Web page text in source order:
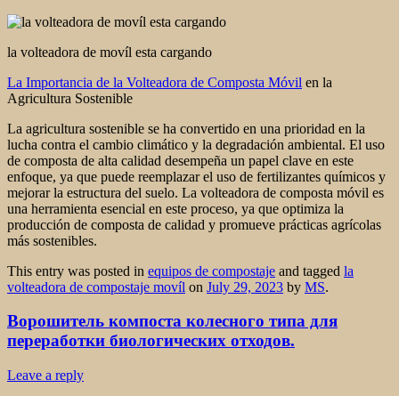
la volteadora de movíl esta cargando
La Importancia de la Volteadora de Composta Móvil en la
Agricultura Sostenible
La agricultura sostenible se ha convertido en una prioridad en la
lucha contra el cambio climático y la degradación ambiental. El uso
de composta de alta calidad desempeña un papel clave en este
enfoque, ya que puede reemplazar el uso de fertilizantes químicos y
mejorar la estructura del suelo. La volteadora de composta móvil es
una herramienta esencial en este proceso, ya que optimiza la
producción de composta de calidad y promueve prácticas agrícolas
más sostenibles.
This entry was posted in equipos de compostaje and tagged la
volteadora de compostaje movíl on July 29, 2023 by MS.
Ворошитель компоста колесного типа для
переработки биологических отходов.
Leave a reply